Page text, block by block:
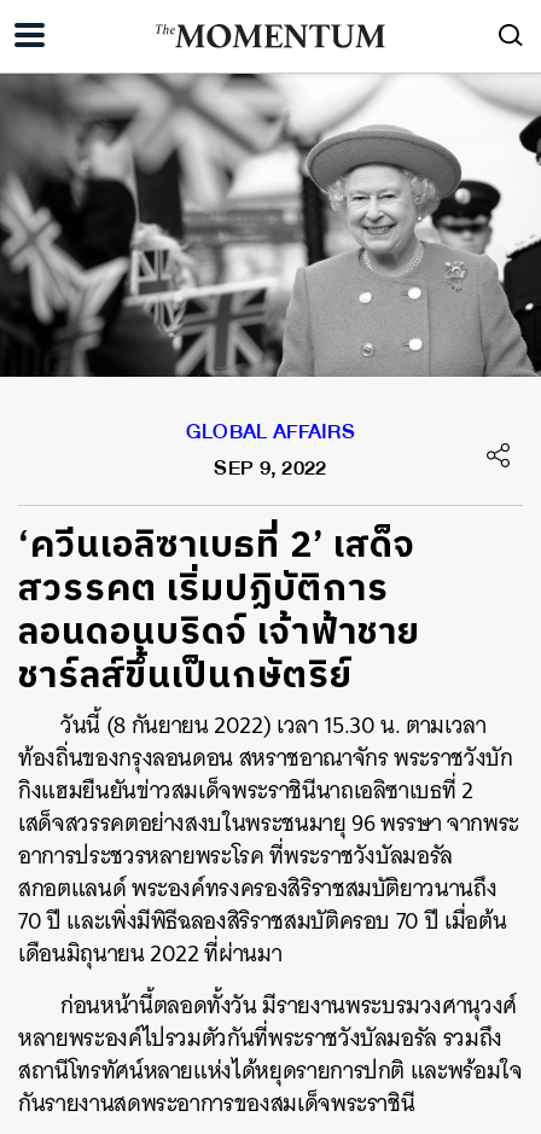
GLOBAL AFFAIRS
SEP 9, 2022
‘ควีนเอลิซาเบธที่ 2’ เสด็จ
สวรรคต เริ่มปฏิบัติการ
ลอนดอนบริดจ์ เจ้าฟ้าชาย
ชาร์ลส์ขึ้นเป็นกษัตริย์
วันนี้ (8 กันยายน 2022) เวลา 15.30 น. ตามเวลา
ท้องถิ่นของกรุงลอนดอน สหราชอาณาจักร พระราชวังบัก
กิงแฮมยืนยันข่าวสมเด็จพระราชินีนาถเอลิซาเบธที่ 2
เสด็จสวรรคตอย่างสงบในพระชนมายุ 96 พรรษา จากพระ
อาการประชวรหลายพระโรค ที่พระราชวังบัลมอรัล
สกอตแลนด์ พระองค์ทรงครองสิริราชสมบัติยาวนานถึง
70 ปี และเพิ่งมีพิธีฉลองสิริราชสมบัติครอบ 70 ปี เมื่อต้น
เดือนมิถุนายน 2022 ที่ผ่านมา
ก่อนหน้านี้ตลอดทั้งวัน มีรายงานพระบรมวงศานุวงศ์
หลายพระองค์ไปรวมตัวกันที่พระราชวังบัลมอรัล รวมถึง
สถานีโทรทัศน์หลายแห่งได้หยุดรายการปกติ และพร้อมใจ
กันรายงานสดพระอาการของสมเด็จพระราชินี